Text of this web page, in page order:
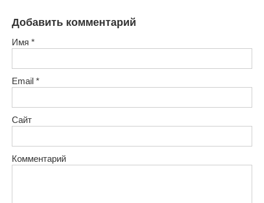
Добавить комментарий
Имя *
Email *
Сайт
Комментарий